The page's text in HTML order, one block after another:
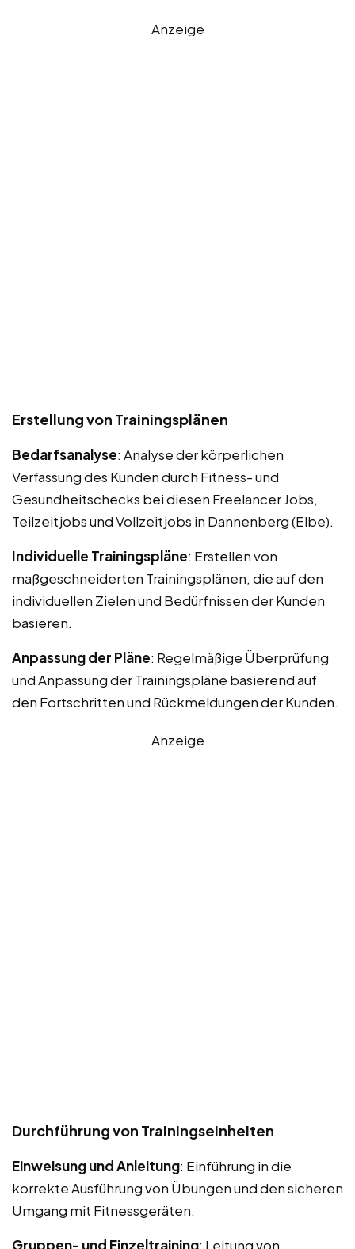
Anzeige
Erstellung von Trainingsplänen
Bedarfsanalyse: Analyse der körperlichen
Verfassung des Kunden durch Fitness- und
Gesundheitschecks bei diesen Freelancer Jobs,
Teilzeitjobs und Vollzeitjobs in Dannenberg (Elbe).
Individuelle Trainingspläne: Erstellen von
maßgeschneiderten Trainingsplänen, die auf den
individuellen Zielen und Bedürfnissen der Kunden
basieren.
Anpassung der Pläne: Regelmäßige Überprüfung
und Anpassung der Trainingspläne basierend auf
den Fortschritten und Rückmeldungen der Kunden.
Anzeige
Durchführung von Trainingseinheiten
Einweisung und Anleitung: Einführung in die
korrekte Ausführung von Übungen und den sicheren
Umgang mit Fitnessgeräten.
Gruppen- und Einzeltraining: Leitung von